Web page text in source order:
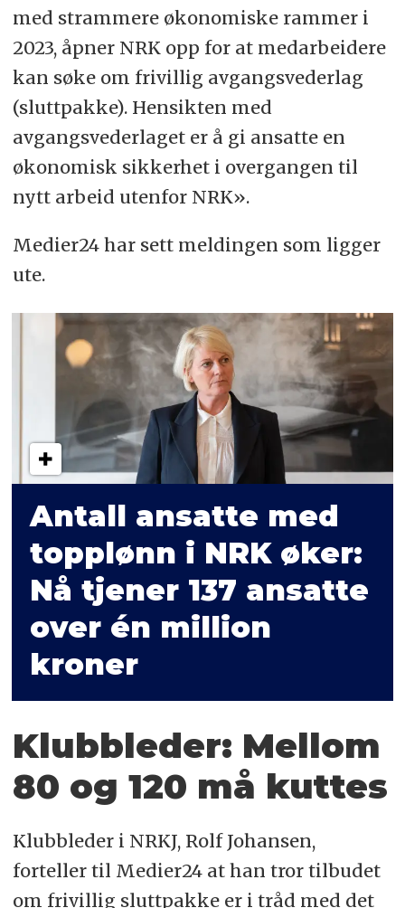
med strammere økonomiske rammer i
2023, åpner NRK opp for at medarbeidere
kan søke om frivillig avgangsvederlag
(sluttpakke). Hensikten med
avgangsvederlaget er å gi ansatte en
økonomisk sikkerhet i overgangen til
nytt arbeid utenfor NRK».
Medier24 har sett meldingen som ligger
ute.
Antall ansatte med
topplønn i NRK øker:
Nå tjener 137 ansatte
over én million
kroner
Klubbleder: Mellom
80 og 120 må kuttes
Klubbleder i NRKJ, Rolf Johansen,
forteller til Medier24 at han tror tilbudet
om frivillig sluttpakke er i tråd med det